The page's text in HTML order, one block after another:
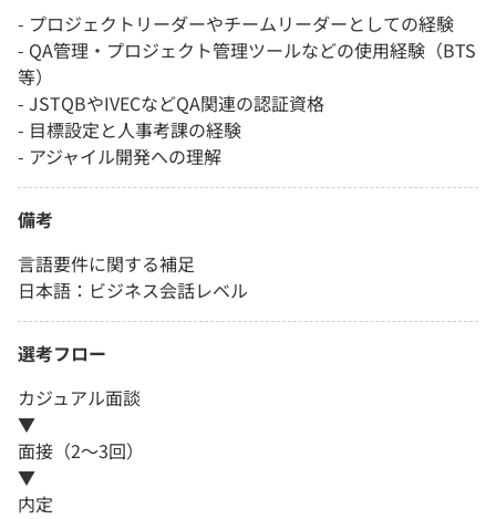
- プロジェクトリーダーやチームリーダーとしての経験
- QA管理・プロジェクト管理ツールなどの使用経験（BTS
等）
- JSTQBやIVECなどQA関連の認証資格
- 目標設定と人事考課の経験
- アジャイル開発への理解
備考
言語要件に関する補足
日本語：ビジネス会話レベル
選考フロー
カジュアル面談
▼
面接（2～3回）
▼
内定